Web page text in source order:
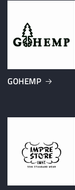
GOHEMP